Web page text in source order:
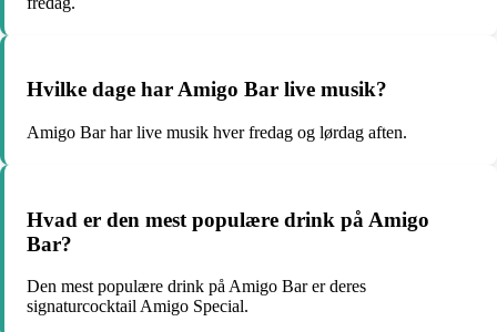
Hvilke dage har Amigo Bar live musik?
Amigo Bar har live musik hver fredag og lørdag aften.
Hvad er den mest populære drink på Amigo
Bar?
Den mest populære drink på Amigo Bar er deres
signaturcocktail Amigo Special.